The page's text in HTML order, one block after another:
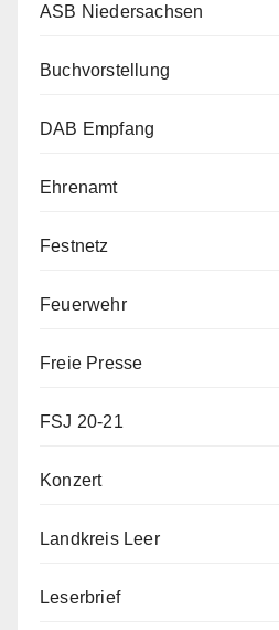
ASB Niedersachsen
Buchvorstellung
DAB Empfang
Ehrenamt
Festnetz
Feuerwehr
Freie Presse
FSJ 20-21
Konzert
Landkreis Leer
Leserbrief